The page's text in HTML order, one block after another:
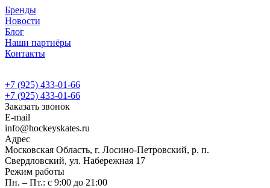
Бренды
Новости
Блог
Наши партнёры
Контакты
+7 (925) 433-01-66
+7 (925) 433-01-66
Заказать звонок
E-mail
info@hockeyskates.ru
Адрес
Московская Область, г. Лосино-Петровский, р. п.
Свердловский, ул. Набережная 17
Режим работы
Пн. – Пт.: с 9:00 до 21:00